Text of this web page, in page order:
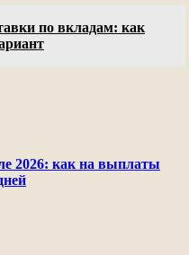
по вкладам: как
2026: как на выплаты